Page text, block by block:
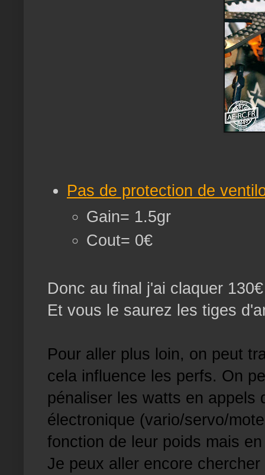
Pas de protection de
Gain= 1.5gr
Cout= 0€
Donc au final j'ai claquer
Et vous le saurez les tiges
Pour aller plus loin, on peut
cela influence les perfs. On
pénaliser les watts en appels
électronique (vario/servo/
fonction de leur poids mais
Je peux aller encore